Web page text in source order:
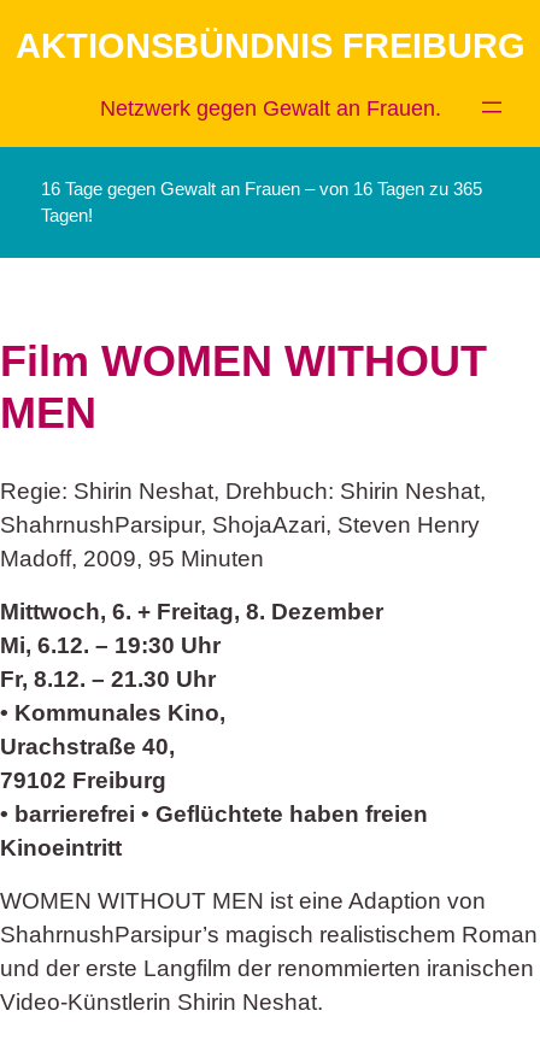
Inhalt
AKTIONSBÜNDNIS FREIBURG
Netzwerk gegen Gewalt an Frauen.
16 Tage gegen Gewalt an Frauen – von 16 Tagen zu 365
Tagen!
Film WOMEN WITHOUT
MEN
Regie: Shirin Neshat, Drehbuch: Shirin Neshat,
ShahrnushParsipur, ShojaAzari, Steven Henry
Madoff, 2009, 95 Minuten
Mittwoch, 6. + Freitag, 8. Dezember
Mi, 6.12. – 19:30 Uhr
Fr, 8.12. – 21.30 Uhr
• Kommunales Kino,
Urachstraße 40,
79102 Freiburg
• barrierefrei • Geflüchtete haben freien
Kinoeintritt
WOMEN WITHOUT MEN ist eine Adaption von
ShahrnushParsipur’s magisch realistischem Roman
und der erste Langfilm der renommierten iranischen
Video-Künstlerin Shirin Neshat.